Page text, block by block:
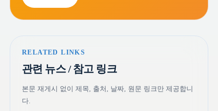
RELATED LINKS
관련 뉴스 / 참고 링크
본문 재게시 없이 제목, 출처, 날짜, 원문 링크만 제공합니
다.